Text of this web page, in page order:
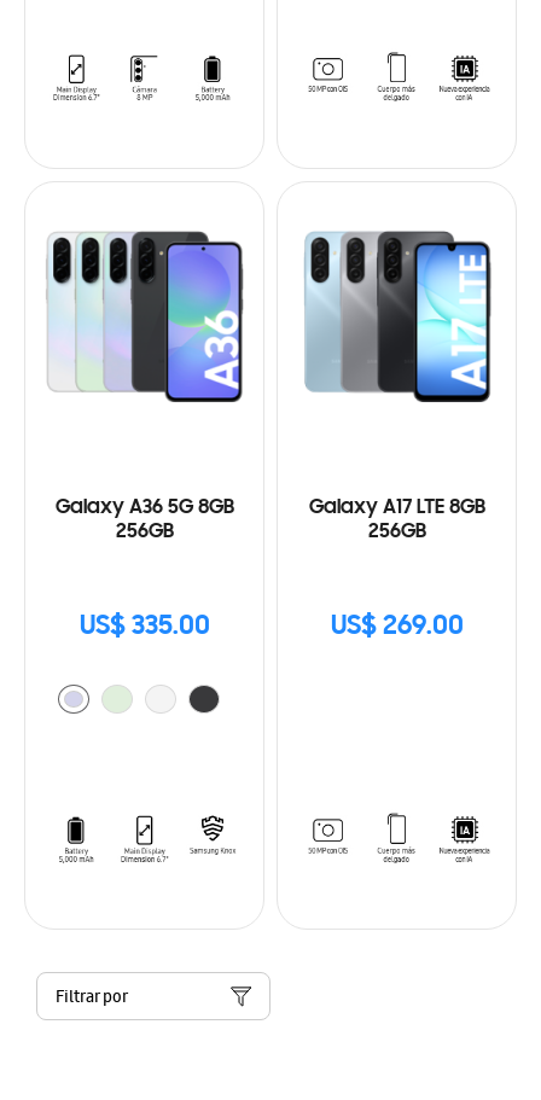
Galaxy A36 5G 8GB
256GB
US$ 335.00
Galaxy A17 LTE 8GB
256GB
US$ 269.00
Filtrar por